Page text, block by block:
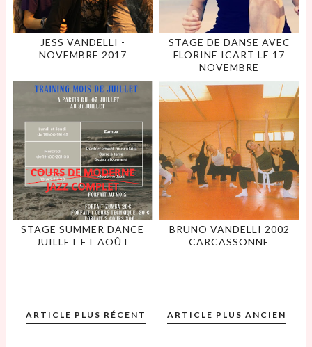
JESS VANDELLI -
NOVEMBRE 2017
STAGE DE DANSE AVEC
FLORINE ICART LE 17
NOVEMBRE
STAGE SUMMER DANCE
JUILLET ET AOÛT
BRUNO VANDELLI 2002
CARCASSONNE
ARTICLE PLUS RÉCENT ARTICLE PLUS ANCIEN